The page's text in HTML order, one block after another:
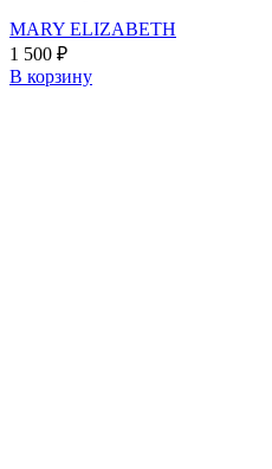
MARY ELIZABETH
1 500 ₽
В корзину